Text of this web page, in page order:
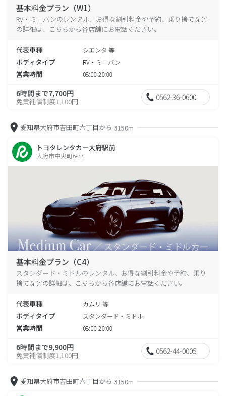
基本料金プラン（W1）
RV・ミニバンのレンタル、お得な割引料金や予約、乗り捨てなど
の詳細は、こちらから各店舗にお電話ください。
代表車種 シエンタ 等
ボディタイプ RV・ミニバン
営業時間 08:00-20:00
6時間まで7,700円
免責補償制度1,100円 0562-36-0600
愛知県大府市吉田町六丁目から 3150m
トヨタレンタカー大府駅前
大府市中央町6-77
基本料金プラン（C4）
スタンダード・ミドルのレンタル、お得な割引料金や予約、乗り
捨てなどの詳細は、こちらから各店舗にお電話ください。
代表車種 カムリ 等
ボディタイプ スタンダード・ミドル
営業時間 08:00-20:00
6時間まで9,900円
免責補償制度1,100円 0562-44-0005
愛知県大府市吉田町六丁目から 3150m